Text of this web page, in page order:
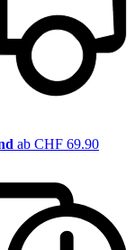
ab CHF 69.90